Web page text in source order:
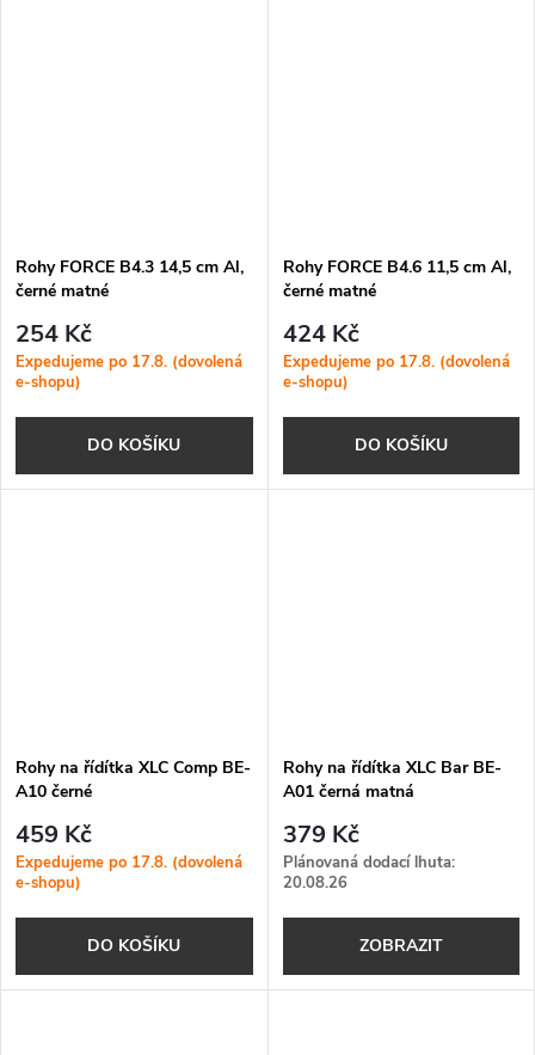
Rohy FORCE B4.3 14,5 cm Al,
černé matné
254 Kč
Expedujeme po 17.8. (dovolená
e-shopu)
DO KOŠÍKU
Rohy FORCE B4.6 11,5 cm Al,
černé matné
424 Kč
Expedujeme po 17.8. (dovolená
e-shopu)
DO KOŠÍKU
Rohy na řídítka XLC Comp BE-
A10 černé
459 Kč
Expedujeme po 17.8. (dovolená
e-shopu)
DO KOŠÍKU
Rohy na řídítka XLC Bar BE-
A01 černá matná
379 Kč
Plánovaná dodací lhuta:
20.08.26
ZOBRAZIT